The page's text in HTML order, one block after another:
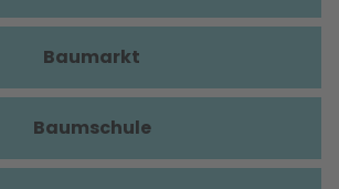
Baumarkt
Baumschule